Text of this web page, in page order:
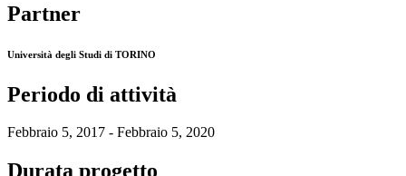
Partner
Università degli Studi di TORINO
Periodo di attività
Febbraio 5, 2017 - Febbraio 5, 2020
Durata progetto